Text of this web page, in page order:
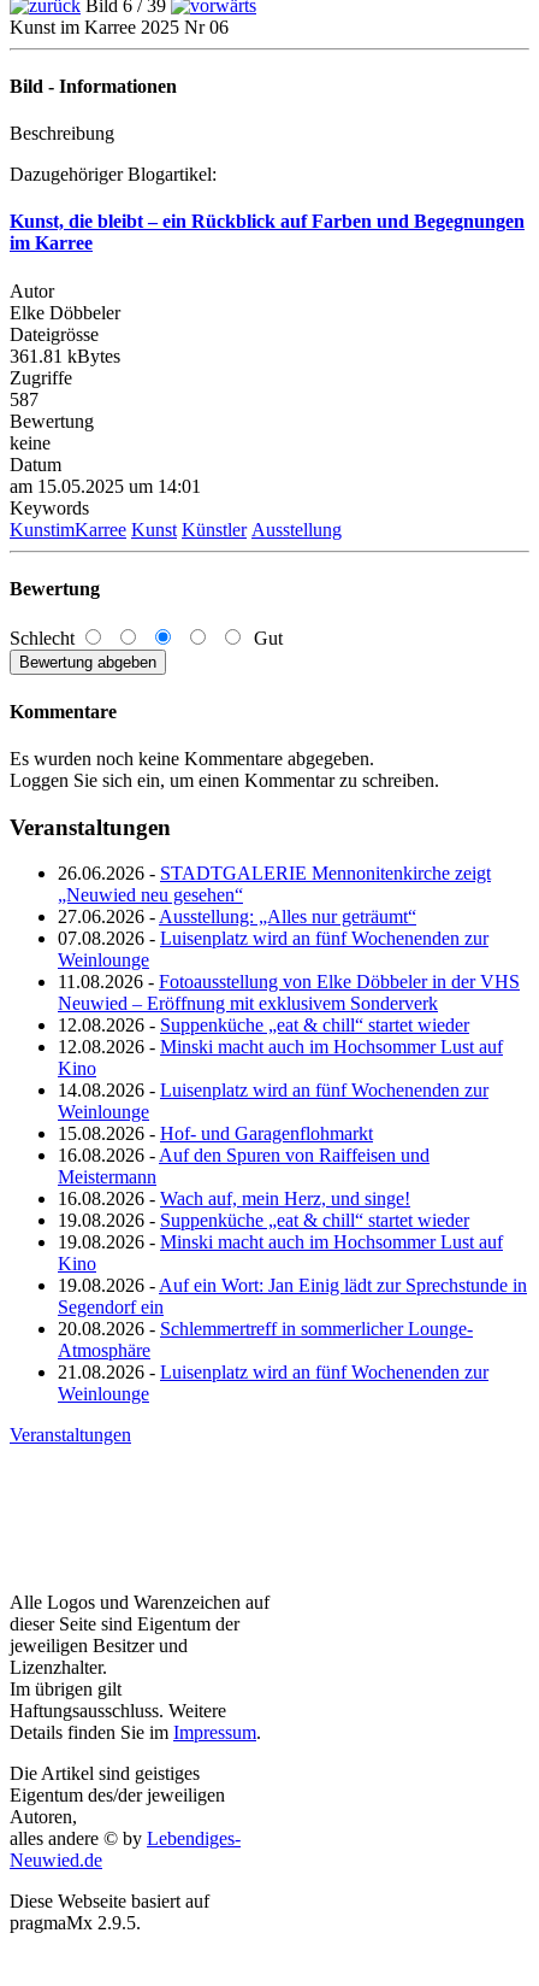
Bild 6 / 39
Kunst im Karree 2025 Nr 06
Bild - Informationen
Beschreibung
Dazugehöriger Blogartikel:
Kunst, die bleibt – ein Rückblick auf Farben und Begegnungen
im Karree
Autor
Elke Döbbeler
Dateigrösse
361.81 kBytes
Zugriffe
587
Bewertung
keine
Datum
am 15.05.2025 um 14:01
Keywords
KunstimKarree Kunst Künstler Ausstellung
Bewertung
Schlecht Gut
Kommentare
Es wurden noch keine Kommentare abgegeben.
Loggen Sie sich ein, um einen Kommentar zu schreiben.
Veranstaltungen
26.06.2026 - STADTGALERIE Mennonitenkirche zeigt
„Neuwied neu gesehen“
27.06.2026 - Ausstellung: „Alles nur geträumt“
07.08.2026 - Luisenplatz wird an fünf Wochenenden zur
Weinlounge
11.08.2026 - Fotoausstellung von Elke Döbbeler in der VHS
Neuwied – Eröffnung mit exklusivem Sonderverk
12.08.2026 - Suppenküche „eat & chill“ startet wieder
12.08.2026 - Minski macht auch im Hochsommer Lust auf
Kino
14.08.2026 - Luisenplatz wird an fünf Wochenenden zur
Weinlounge
15.08.2026 - Hof- und Garagenflohmarkt
16.08.2026 - Auf den Spuren von Raiffeisen und
Meistermann
16.08.2026 - Wach auf, mein Herz, und singe!
19.08.2026 - Suppenküche „eat & chill“ startet wieder
19.08.2026 - Minski macht auch im Hochsommer Lust auf
Kino
19.08.2026 - Auf ein Wort: Jan Einig lädt zur Sprechstunde in
Segendorf ein
20.08.2026 - Schlemmertreff in sommerlicher Lounge-
Atmosphäre
21.08.2026 - Luisenplatz wird an fünf Wochenenden zur
Weinlounge
Veranstaltungen
Alle Logos und Warenzeichen auf
dieser Seite sind Eigentum der
jeweiligen Besitzer und
Lizenzhalter.
Im übrigen gilt
Haftungsausschluss. Weitere
Details finden Sie im Impressum.
Die Artikel sind geistiges
Eigentum des/der jeweiligen
Autoren,
alles andere © by Lebendiges-
Neuwied.de
Diese Webseite basiert auf
pragmaMx 2.9.5.